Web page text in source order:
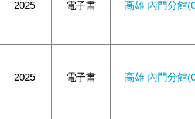
2025 電子書 高雄 內門分館
2025 電子書 高雄 內門分館